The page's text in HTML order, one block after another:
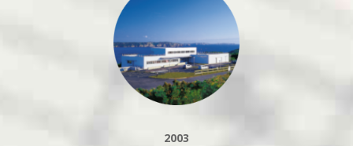
2003